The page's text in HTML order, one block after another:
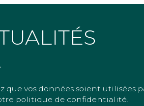
que vos données soient utilisées
politique de confidentialité.